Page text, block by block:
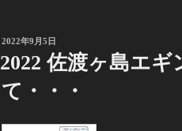
投
日:
2022年9月5日
2022 佐渡ヶ島エ
て・・・